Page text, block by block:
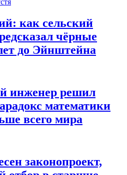
как сельский
чёрные
до Эйнштейна
инженер решил
математики
всего мира
законопроект,